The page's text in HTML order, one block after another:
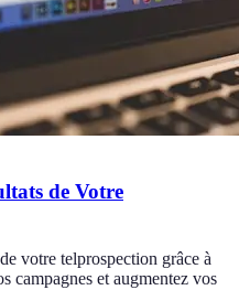
de Votre
votre telprospection grâce à
campagnes et augmentez vos